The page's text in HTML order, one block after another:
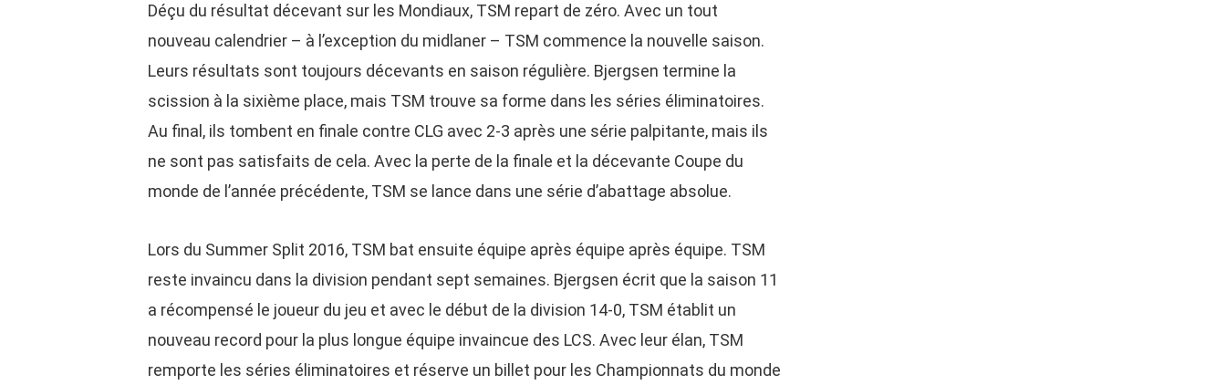
Déçu du résultat décevant sur les Mondiaux, TSM repart de zéro. Avec un tout
nouveau calendrier – à l’exception du midlaner – TSM commence la nouvelle saison.
Leurs résultats sont toujours décevants en saison régulière. Bjergsen termine la
scission à la sixième place, mais TSM trouve sa forme dans les séries éliminatoires.
Au final, ils tombent en finale contre CLG avec 2-3 après une série palpitante, mais ils
ne sont pas satisfaits de cela. Avec la perte de la finale et la décevante Coupe du
monde de l’année précédente, TSM se lance dans une série d’abattage absolue.
Lors du Summer Split 2016, TSM bat ensuite équipe après équipe après équipe. TSM
reste invaincu dans la division pendant sept semaines. Bjergsen écrit que la saison 11
a récompensé le joueur du jeu et avec le début de la division 14-0, TSM établit un
nouveau record pour la plus longue équipe invaincue des LCS. Avec leur élan, TSM
remporte les séries éliminatoires et réserve un billet pour les Championnats du monde